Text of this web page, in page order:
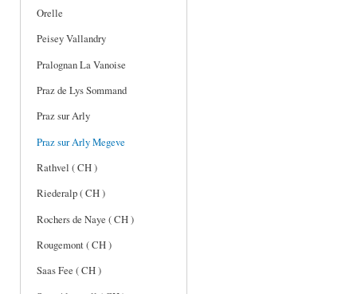
Orelle
Peisey Vallandry
Pralognan La Vanoise
Praz de Lys Sommand
Praz sur Arly
Praz sur Arly Megeve
Rathvel ( CH )
Riederalp ( CH )
Rochers de Naye ( CH )
Rougemont ( CH )
Saas Fee ( CH )